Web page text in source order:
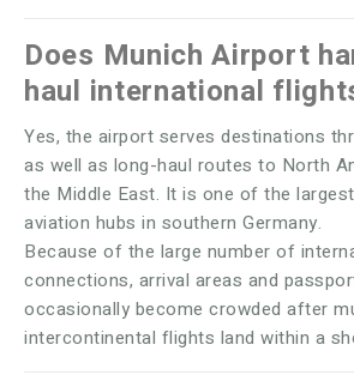
Does Munich Airport
haul international
Yes, the airport serves destinations
as well as long-haul routes to North
the Middle East. It is one of the
aviation hubs in southern Germany.
Because of the large number of
connections, arrival areas and
occasionally become crowded after
intercontinental flights land within a